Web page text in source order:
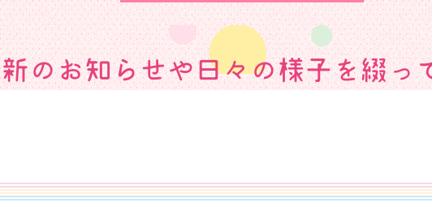
のお知らせや日々の様子を綴っ